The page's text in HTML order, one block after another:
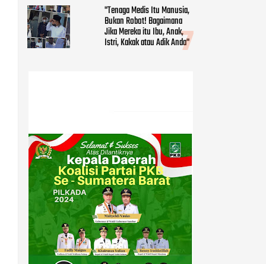
"Tenaga Medis Itu Manusia,
Bukan Robot! Bagaimana
Jika Mereka itu Ibu, Anak,
Istri, Kakak atau Adik Anda"